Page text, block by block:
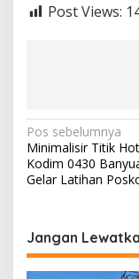
Post Views:
N
a
v
g
a
Pos sebelumnya
Minimalisir Titik
Kodim 0430
Gelar Latihan
Jangan